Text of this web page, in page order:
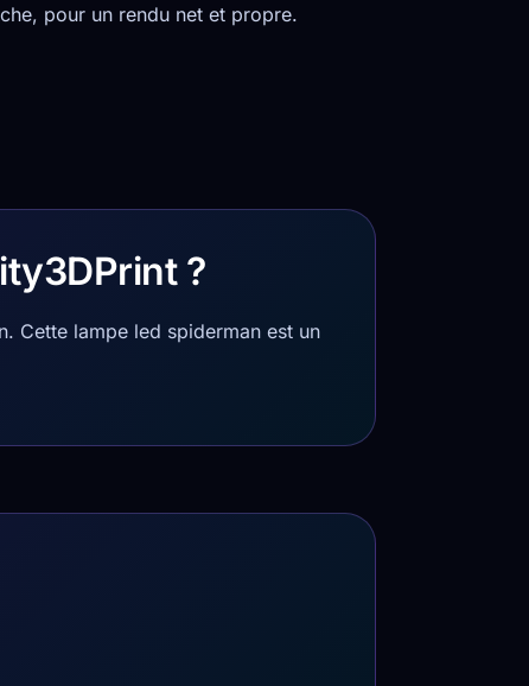
pour un rendu net et propre.
?
Cette lampe led spiderman est un